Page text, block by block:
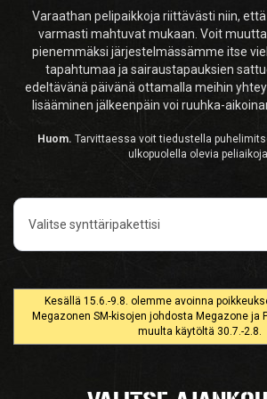
Varaathan pelipaikkoja riittävästi niin,
varmasti mahtuvat mukaan. Voit
pienemmäksi järjestelmässämme itse
tapahtumaa ja sairaustapauksien
edeltävänä päivänä ottamalla meihin
lisääminen jälkeenpäin voi ruuhka-
Huom. Tarvittaessa voit tiedustella
ulkopuolella olevia
Kesällä 15.6.-9.8. olemme avoinna
Megazonen SM-kisojen johdosta Megazone ja
muulta käytöltä 30.7.-2.8.